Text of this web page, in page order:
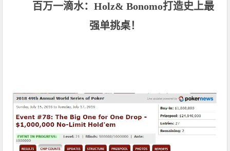
百万一滴水：Holz& Bonomo打造史上最
强单挑桌！